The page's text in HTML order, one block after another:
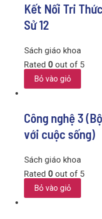
Kết Nối Tri
Sử 12
Sách giáo khoa
Rated 0 out of 5
Bỏ vào giỏ
Công nghệ 3
với cuộc sống)
Sách giáo khoa
Rated 0 out of 5
Bỏ vào giỏ